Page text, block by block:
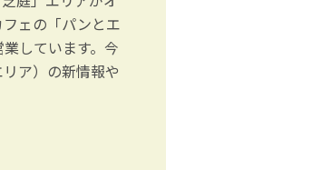
ェの「パンとエ
しています。今
ア）の新情報や